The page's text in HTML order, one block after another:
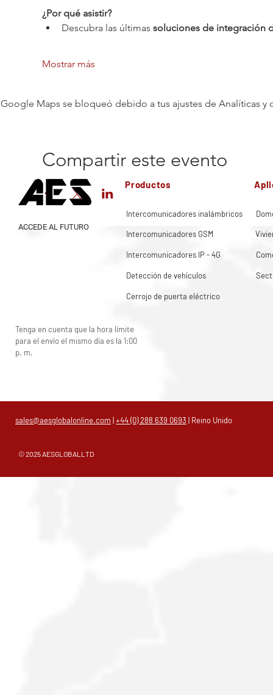
¿Por qué asistir?
Descubra las últimas soluciones de integración
Mostrar más
Google Maps se bloqueó debido a tus ajustes de Analíticas y
Compartir este evento
Productos
Intercomunicadores inalámbricos
ACCEDE AL FUTURO
Intercomunicadores GSM
Intercomunicadores IP - 4G
Detección de vehículos
Cerrojo de puerta eléctrico
Tenga en cuenta que la hora límite
para el envío el mismo día es la 1:00
p. m.
sales@aesglobalonline.com |+44 (0) 288 639 0693 | Reino Unido
© 2025 AESGLOBALLTD